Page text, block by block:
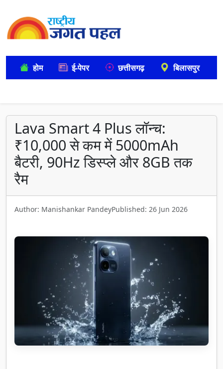
होम ई-पेपर छत्तीसगढ़ बिलासपुर
Lava Smart 4 Plus लॉन्च:
₹10,000 से कम में 5000mAh
बैटरी, 90Hz डिस्प्ले और 8GB तक
रैम
Author: Manishankar PandeyPublished: 26 Jun 2026